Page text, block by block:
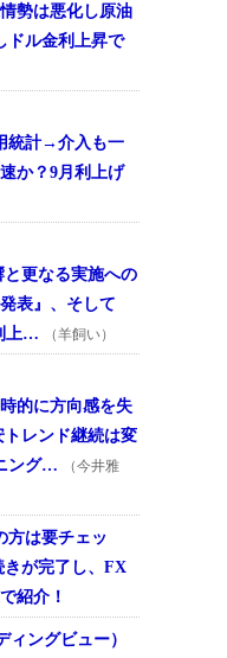
勢は悪化し原油
ドル金利上昇で
統計→介入も一
か？9月利上げ
更なる実施への
表』、そして
上…
（羊飼い）
的に方向感を失
レンド継続は変
ング…
（今井雅
方は要チェッ
きが完了し、FX
紹介！
ィングビュー）